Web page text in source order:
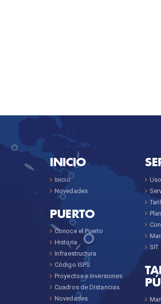
INICIO
Inicio
Novedades
PUERTO
Conoce el Puerto
Historia
Infraestructura
Código ISPS
Proyectos e Inversiones
Cuadros de Distancias
Novedades
SIT